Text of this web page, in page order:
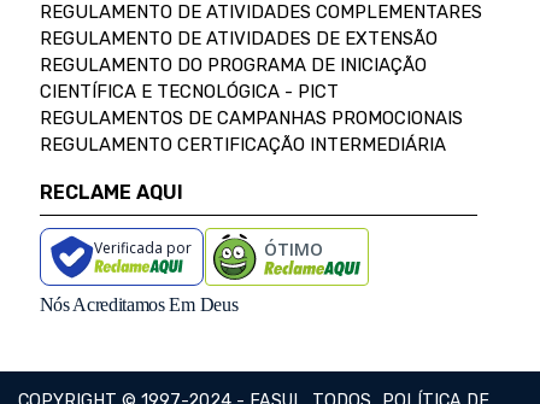
REGULAMENTO DE ATIVIDADES COMPLEMENTARES
REGULAMENTO DE ATIVIDADES DE EXTENSÃO
REGULAMENTO DO PROGRAMA DE INICIAÇÃO
CIENTÍFICA E TECNOLÓGICA - PICT
REGULAMENTOS DE CAMPANHAS PROMOCIONAIS
REGULAMENTO CERTIFICAÇÃO INTERMEDIÁRIA
RECLAME AQUI
Verificada por ÓTIMO
Nós Acreditamos Em Deus